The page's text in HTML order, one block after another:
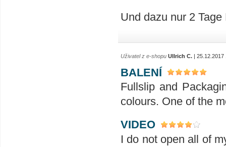
Und dazu nur 2
Uživatel z e-shopu Ullrich C. | 25.12.2017
BALENÍ
Fullslip and
colours. One of the
VIDEO
I do not open all of